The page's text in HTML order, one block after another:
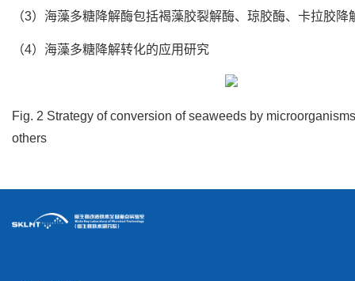
（3）海藻多糖降解酶包括褐藻胶裂解酶、琼胶酶、卡拉胶降
（4）海藻多糖降解转化的应用研究
Fig. 2 Strategy of conversion of seaweeds by
others